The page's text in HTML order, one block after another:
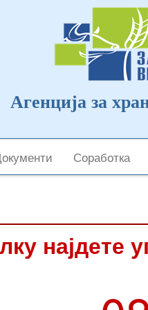
Агенција за
Соработка
најдете